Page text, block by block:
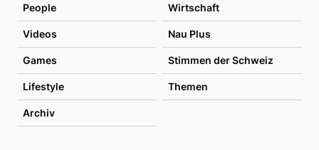
People Wirtschaft
Videos Nau Plus
Games Stimmen der Schweiz
Lifestyle Themen
Archiv